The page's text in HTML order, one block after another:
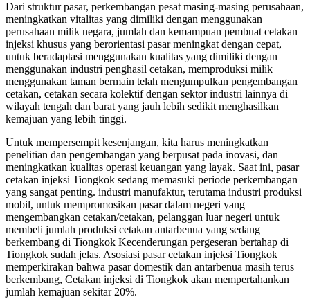
Dari struktur pasar, perkembangan pesat masing-masing perusahaan,
meningkatkan vitalitas yang dimiliki dengan menggunakan
perusahaan milik negara, jumlah dan kemampuan pembuat cetakan
injeksi khusus yang berorientasi pasar meningkat dengan cepat,
untuk beradaptasi menggunakan kualitas yang dimiliki dengan
menggunakan industri penghasil cetakan, memproduksi milik
menggunakan taman bermain telah mengumpulkan pengembangan
cetakan, cetakan secara kolektif dengan sektor industri lainnya di
wilayah tengah dan barat yang jauh lebih sedikit menghasilkan
kemajuan yang lebih tinggi.
Untuk mempersempit kesenjangan, kita harus meningkatkan
penelitian dan pengembangan yang berpusat pada inovasi, dan
meningkatkan kualitas operasi keuangan yang layak. Saat ini, pasar
cetakan injeksi Tiongkok sedang memasuki periode perkembangan
yang sangat penting. industri manufaktur, terutama industri produksi
mobil, untuk mempromosikan pasar dalam negeri yang
mengembangkan cetakan/cetakan, pelanggan luar negeri untuk
membeli jumlah produksi cetakan antarbenua yang sedang
berkembang di Tiongkok Kecenderungan pergeseran bertahap di
Tiongkok sudah jelas. Asosiasi pasar cetakan injeksi Tiongkok
memperkirakan bahwa pasar domestik dan antarbenua masih terus
berkembang, Cetakan injeksi di Tiongkok akan mempertahankan
jumlah kemajuan sekitar 20%.